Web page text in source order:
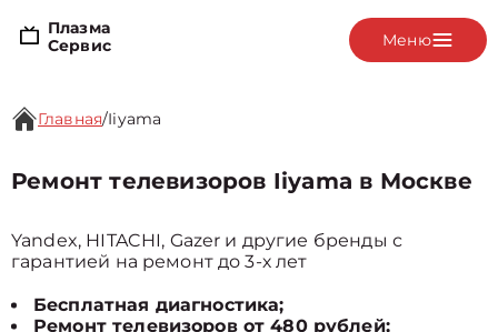
Плазма
Сервис
Меню
Главная/Iiyama
Ремонт телевизоров Iiyama в Москве
Yandex, HITACHI, Gazer и другие бренды с
гарантией на ремонт до 3-х лет
Бесплатная диагностика;
Ремонт телевизоров от 480 рублей;